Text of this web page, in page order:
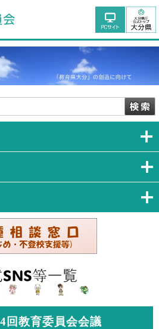
教育委員会会議